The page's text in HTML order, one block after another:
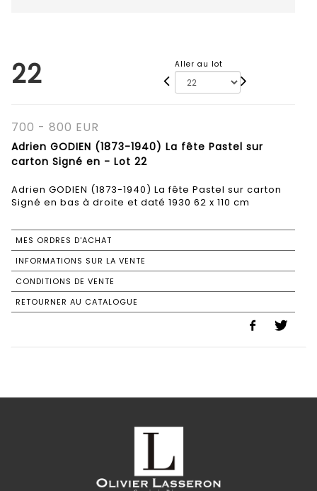
22 Aller au lot
700 - 800 EUR
Adrien GODIEN (1873-1940) La fête Pastel sur
carton Signé en - Lot 22
Adrien GODIEN (1873-1940) La fête Pastel sur carton
Signé en bas à droite et daté 1930 62 x 110 cm
MES ORDRES D'ACHAT
INFORMATIONS SUR LA VENTE
CONDITIONS DE VENTE
RETOURNER AU CATALOGUE